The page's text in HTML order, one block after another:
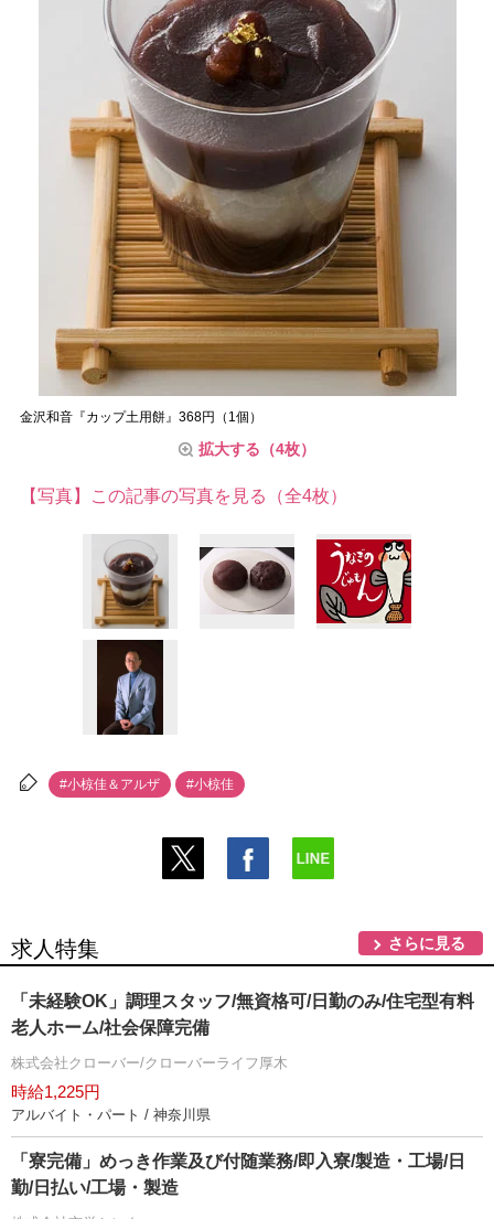
金沢和音『カップ土用餅』368円（1個）
拡大する（4枚）
【写真】この記事の写真を見る（全4枚）
#小椋佳＆アルザ #小椋佳
求人特集 さらに見る
「未経験OK」調理スタッフ/無資格可/日勤のみ/住宅型有料
老人ホーム/社会保障完備
株式会社クローバー/クローバーライフ厚木
時給1,225円
アルバイト・パート / 神奈川県
「寮完備」めっき作業及び付随業務/即入寮/製造・工場/日
勤/日払い/工場・製造